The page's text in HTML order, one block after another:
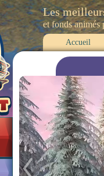
Les
et fonds
Accueil